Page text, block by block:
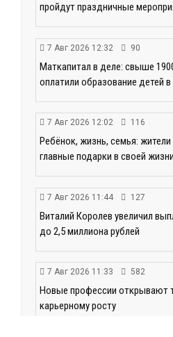
пройдут праздничные
7 Авг 2026 12:32 90
Маткапитал в деле: свыше
оплатили образование детей в
7 Авг 2026 12:02 116
Ребёнок, жизнь, семья: жители
главные подарки в своей жизни
7 Авг 2026 11:44 127
Виталий Королев увеличил
до 2,5 миллиона рублей
7 Авг 2026 11:33 582
Новые профессии открывают
карьерному росту